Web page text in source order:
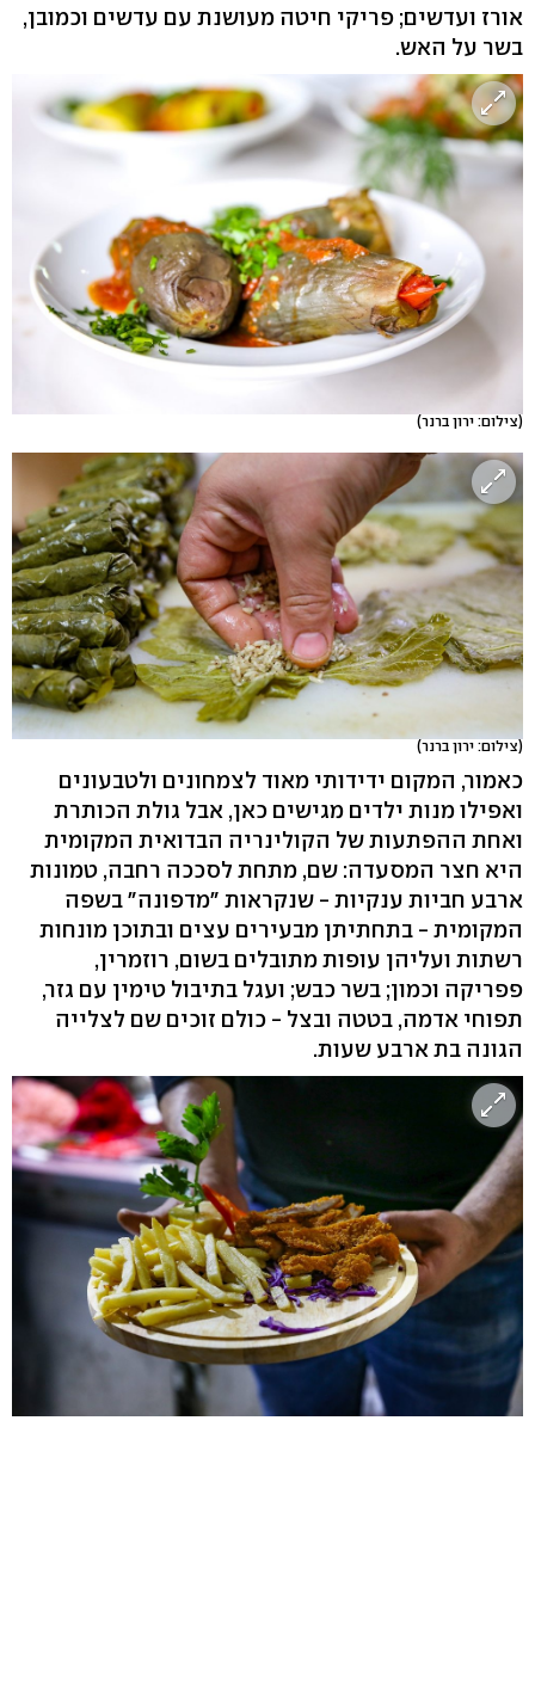
אורז ועדשים; פריקי חיטה מעושנת עם עדשים וכמובן,
בשר על האש.
(צילום: ירון ברנר)
(צילום: ירון ברנר)
כאמור, המקום ידידותי מאוד לצמחונים ולטבעונים
ואפילו מנות ילדים מגישים כאן, אבל גולת הכותרת
ואחת ההפתעות של הקולינריה הבדואית המקומית
היא חצר המסעדה: שם, מתחת לסככה רחבה, טמונות
ארבע חביות ענקיות - שנקראות "מדפונה" בשפה
המקומית - בתחתיתן מבעירים עצים ובתוכן מונחות
רשתות ועליהן עופות מתובלים בשום, רוזמרין,
פפריקה וכמון; בשר כבש; ועגל בתיבול טימין עם גזר,
תפוחי אדמה, בטטה ובצל - כולם זוכים שם לצלייה
הגונה בת ארבע שעות.